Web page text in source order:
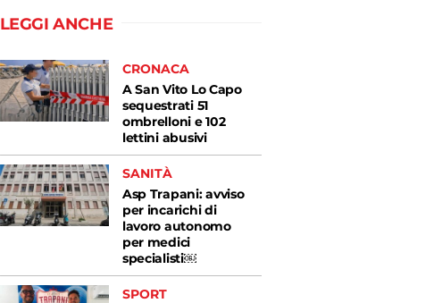
LEGGI ANCHE
CRONACA
A San Vito Lo Capo
sequestrati 51
ombrelloni e 102
lettini abusivi
SANITÀ
Asp Trapani: avviso
per incarichi di
lavoro autonomo
per medici
specialisti￼
SPORT